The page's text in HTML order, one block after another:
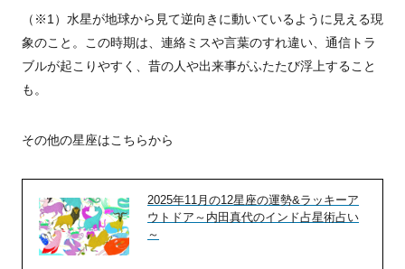
（※1）水星が地球から見て逆向きに動いているように見える現
象のこと。この時期は、連絡ミスや言葉のすれ違い、通信トラ
ブルが起こりやすく、昔の人や出来事がふたたび浮上すること
も。
その他の星座はこちらから
2025年11月の12星座の運勢&ラッキーア
ウトドア～内田真代のインド占星術占い
～